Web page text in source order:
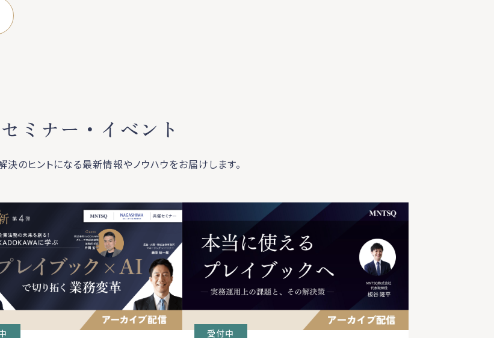
セミナー・イベント
決のヒントになる最新情報やノウハウをお届けします。
受付中